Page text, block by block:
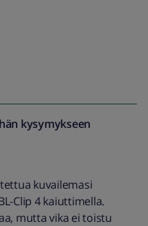
kysymykseen
kuvailemasi
Clip 4 kaiuttimella.
mutta vika ei toistu